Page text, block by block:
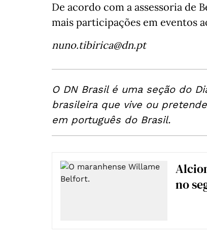
De acordo com a assessoria de
mais participações em eventos
nuno.tibirica@dn.pt
O DN Brasil é uma seção do
brasileira que vive ou
em português do Brasil.
no